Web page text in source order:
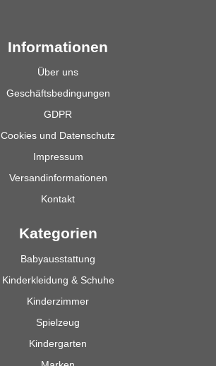
Informationen
Über uns
Geschäftsbedingungen
GDPR
Cookies und Datenschutz
Impressum
Versandinformationen
Kontakt
Kategorien
Babyausstattung
Kinderkleidung & Schuhe
Kinderzimmer
Spielzeug
Kindergarten